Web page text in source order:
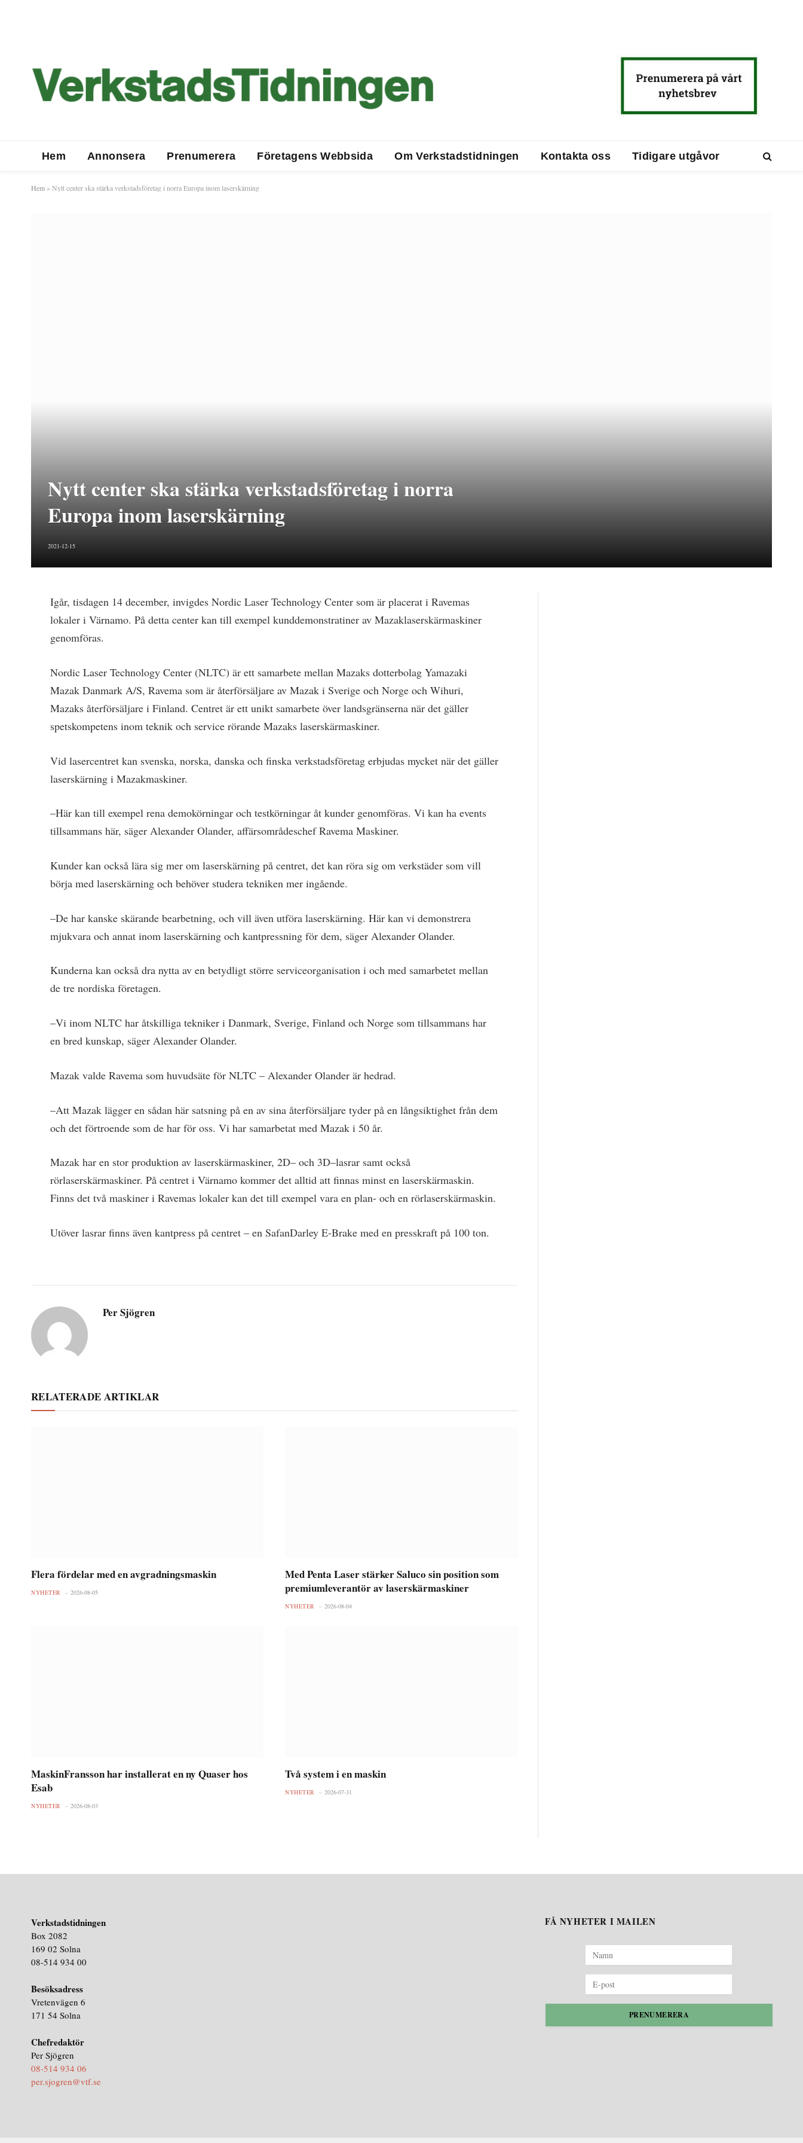
Hem Annonsera Prenumerera Företagens Webbsida Om Verkstadstidningen Kontakta oss Tidigare utgåvor
Hem » Nytt center ska stärka verkstadsföretag i norra Europa inom laserskärning
Nytt center ska stärka verkstadsföretag i norra
Europa inom laserskärning
2021-12-15
Igår, tisdagen 14 december, invigdes Nordic Laser Technology Center som är placerat i Ravemas
lokaler i Värnamo. På detta center kan till exempel kunddemonstratiner av Mazaklaserskärmaskiner
genomföras.
Nordic Laser Technology Center (NLTC) är ett samarbete mellan Mazaks dotterbolag Yamazaki
Mazak Danmark A/S, Ravema som är återförsäljare av Mazak i Sverige och Norge och Wihuri,
Mazaks återförsäljare i Finland. Centret är ett unikt samarbete över landsgränserna när det gäller
spetskompetens inom teknik och service rörande Mazaks laserskärmaskiner.
Vid lasercentret kan svenska, norska, danska och finska verkstadsföretag erbjudas mycket när det gäller
laserskärning i Mazakmaskiner.
–Här kan till exempel rena demokörningar och testkörningar åt kunder genomföras. Vi kan ha events
tillsammans här, säger Alexander Olander, affärsområdeschef Ravema Maskiner.
Kunder kan också lära sig mer om laserskärning på centret, det kan röra sig om verkstäder som vill
börja med laserskärning och behöver studera tekniken mer ingående.
–De har kanske skärande bearbetning, och vill även utföra laserskärning. Här kan vi demonstrera
mjukvara och annat inom laserskärning och kantpressning för dem, säger Alexander Olander.
Kunderna kan också dra nytta av en betydligt större serviceorganisation i och med samarbetet mellan
de tre nordiska företagen.
–Vi inom NLTC har åtskilliga tekniker i Danmark, Sverige, Finland och Norge som tillsammans har
en bred kunskap, säger Alexander Olander.
Mazak valde Ravema som huvudsäte för NLTC – Alexander Olander är hedrad.
–Att Mazak lägger en sådan här satsning på en av sina återförsäljare tyder på en långsiktighet från dem
och det förtroende som de har för oss. Vi har samarbetat med Mazak i 50 år.
Mazak har en stor produktion av laserskärmaskiner, 2D– och 3D–lasrar samt också
rörlaserskärmaskiner. På centret i Värnamo kommer det alltid att finnas minst en laserskärmaskin.
Finns det två maskiner i Ravemas lokaler kan det till exempel vara en plan- och en rörlaserskärmaskin.
Utöver lasrar finns även kantpress på centret – en SafanDarley E-Brake med en presskraft på 100 ton.
Per Sjögren
RELATERADE ARTIKLAR
Flera fördelar med en avgradningsmaskin
NYHETER 2026-08-05
Med Penta Laser stärker Saluco sin position som
premiumleverantör av laserskärmaskiner
NYHETER 2026-08-04
MaskinFransson har installerat en ny Quaser hos
Esab
NYHETER 2026-08-03
Två system i en maskin
NYHETER 2026-07-31
Verkstadstidningen
Box 2082
169 02 Solna
08-514 934 00
Besöksadress
Vretenvägen 6
171 54 Solna
Chefredaktör
Per Sjögren
08-514 934 06
per.sjogren@vtf.se
FÅ NYHETER I MAILEN
PRENUMERERA